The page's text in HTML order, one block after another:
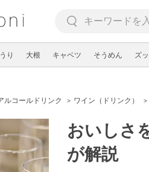
り 大根 キャベツ そうめん ズ
ルコールドリンク ワイン（ドリンク）
おいしさ
が解説